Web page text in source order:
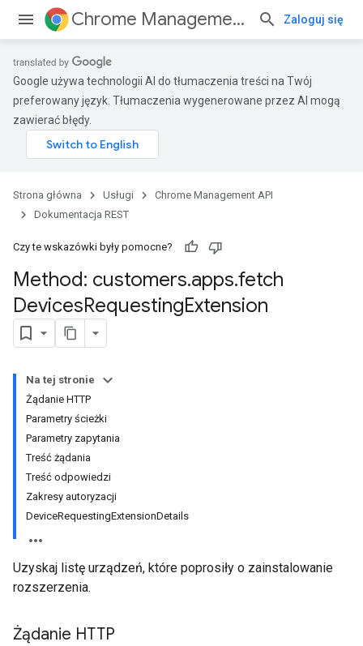
Chrome Management API Zaloguj się
Google używa technologii AI do tłumaczenia treści na Twój
preferowany język. Tłumaczenia wygenerowane przez AI mogą
zawierać błędy.
Strona główna Usługi
Chrome Management API
Dokumentacja REST
Czy te wskazówki były pomocne?
Method: customers.apps.fetch
DevicesRequestingExtension
Na tej stronie
Żądanie HTTP
Parametry ścieżki
Parametry zapytania
Treść żądania
Treść odpowiedzi
Zakresy autoryzacji
DeviceRequestingExtensionDetails
Uzyskaj listę urządzeń, które poprosiły o zainstalowanie
rozszerzenia.
Żądanie HTTP